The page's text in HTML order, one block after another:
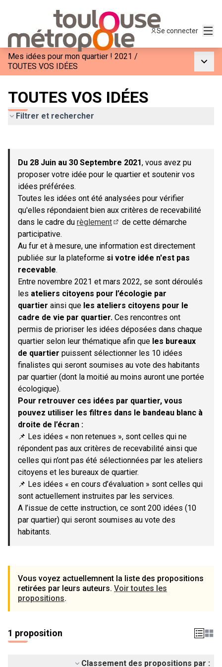
Se connecter
Mes idées pour mon quartier ! 2021 /
TOUTES VOS IDÉES
TOUTES VOS IDÉES
Filtrer et rechercher
−
Du 28 Juin au 30 Septembre 2021, vous avez pu
proposer votre idée pour le quartier et soutenir vos
idées préférées.
Toutes les idées ont été analysées pour vérifier
qu'elles répondaient bien aux critères de recevabilité
dans le cadre du règlement
de cette démarche
participative.
Au fur et à mesure, une information est directement
publiée sur la plateforme si votre idée n'est pas
recevable.
Entre novembre 2021 et mars 2022, se sont déroulés
les ateliers citoyens pour l’écologie par
quartier ainsi que les ateliers citoyens pour le
cadre de vie par quartier. Ces rencontres ont
permis de prioriser les idées déposées dans chaque
quartier selon leur thématique afin que les bureaux
de quartier puissent sélectionner les 10 idées
finalistes qui seront soumises au vote des habitants
par quartier (dont la moitié au moins auront une portée
écologique).
Pour retrouver ces idées par quartier, vous
pouvez utiliser les filtres dans le bandeau blanc à
droite de l’écran :
📌 Les idées « non retenues », sont celles qui ne
répondent pas aux critères de recevabilité ainsi que
celles qui n’ont pas été sélectionnées par les ateliers
citoyens et les bureaux de quartier.
📌 Les idées « en cours d’évaluation » sont celles qui
sont actuellement instruites par les services.
A l’issue de cette instruction, ce sont 200 idées (10
par quartier) qui seront soumises au vote des
habitants.
Vous voyez actuellemnent la liste des propositions
retirées par leurs auteurs. Voir toutes les
propositions.
1 proposition
Classement des propositions par :